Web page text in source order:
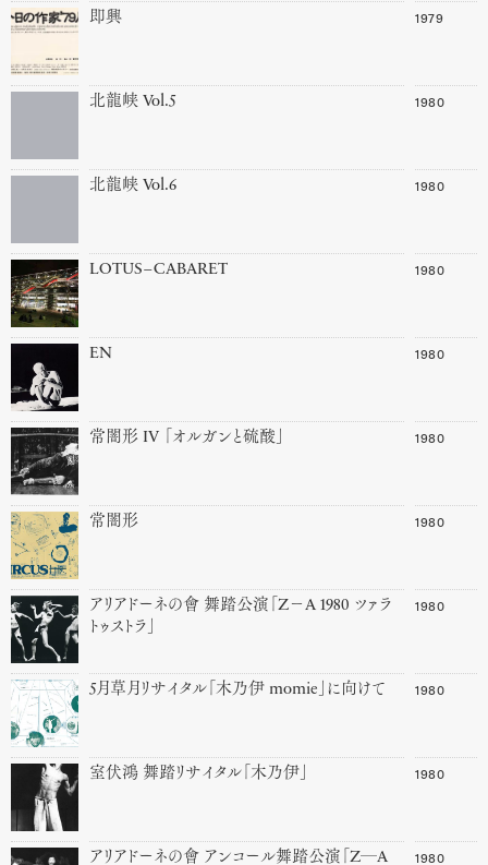
即興 1979
北龍峡 Vol.5 1980
北龍峡 Vol.6 1980
LOTUS–CABARET 1980
EN 1980
常闇形 IV 「オルガンと硫酸」 1980
常闇形 1980
アリアドーネの會 舞踏公演「Z－A 1980 ツァラ
トゥストラ」
1980
5月草月リサイタル「木乃伊 momie」に向けて 1980
室伏鴻 舞踏リサイタル「木乃伊」 1980
アリアドーネの會 アンコール舞踏公演「Z─A 1980